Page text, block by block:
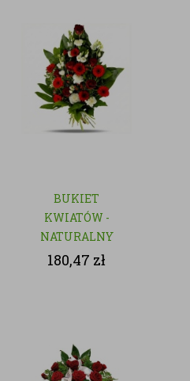
BUKIET
KWIATÓW -
NATURALNY
180,47 zł